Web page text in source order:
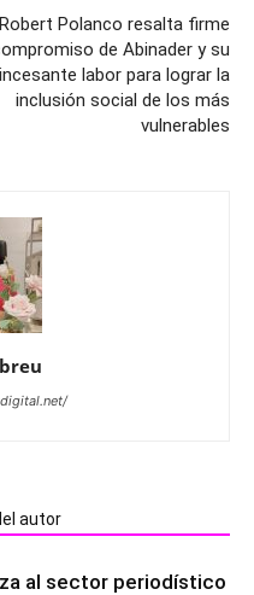
Robert Polanco resalta firme
de Abinader y su
incesante labor para lograr la
inclusión social de los más
vulnerables
autor
al sector periodístico